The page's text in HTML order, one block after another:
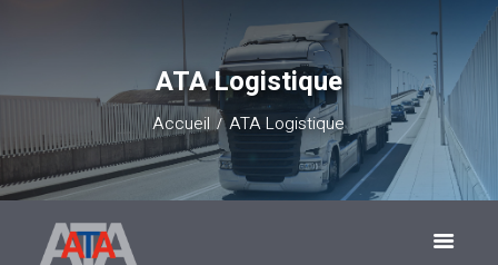
ATA Logistique
Accueil ATA Logistique